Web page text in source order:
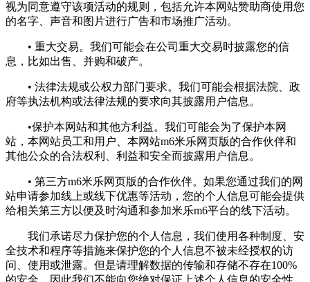
视为同意遵守该项活动的规则，包括允许本网站赞助商使用您
的名字、声音和图片进行广告和市场推广活动。
• 重大交易。我们可能会在公司重大交易时披露您的信
息，比如出售、并购和破产。
• 法律法规或公权力部门要求。我们可能会根据法院、政
府等执法机构或法律法规的要求向其披露用户信息。
•保护本网站和其他方利益。我们可能会为了保护本网
站，本网站员工和用户、本网站m6米乐网页版的合作伙伴和
其他公众的合法权利、利益和安全而披露用户信息。
• 第三方m6米乐网页版的合作伙伴。如果您通过我们的网
站申请参加线上或线下优惠等活动，您的个人信息可能会提供
给相关第三方以便及时沟通和参加米乐m6平台的线下活动。
我们承诺尽力保护您的个人信息，我们使用各种制度、安
全技术和程序等措施来保护您的个人信息不被未经授权的访
问、使用或泄露。但是请理解数据的传输和存储不存在100%